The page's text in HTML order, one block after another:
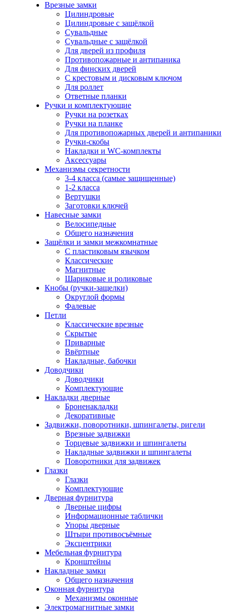
Врезные замки
Цилиндровые
Цилиндровые с защёлкой
Сувальдные
Сувальдные с защёлкой
Для дверей из профиля
Противопожарные и антипаника
Для финских дверей
С крестовым и дисковым ключом
Для роллет
Ответные планки
Ручки и комплектующие
Ручки на розетках
Ручки на планке
Для противопожарных дверей и антипаники
Ручки-скобы
Накладки и WC-комплекты
Аксессуары
Механизмы секретности
3-4 класса (самые защищенные)
1-2 класса
Вертушки
Заготовки ключей
Навесные замки
Велосипедные
Общего назначения
Защёлки и замки межкомнатные
С пластиковым язычком
Классические
Магнитные
Шариковые и роликовые
Кнобы (ручки-защелки)
Округлой формы
Фалевые
Петли
Классические врезные
Скрытые
Приварные
Ввёртные
Накладные, бабочки
Доводчики
Доводчики
Комплектующие
Накладки дверные
Броненакладки
Декоративные
Задвижки, поворотники, шпингалеты, ригели
Врезные задвижки
Торцевые задвижки и шпингалеты
Накладные задвижки и шпингалеты
Поворотники для задвижек
Глазки
Глазки
Комплектующие
Дверная фурнитура
Дверные цифры
Информационные таблички
Упоры дверные
Штыри противосъёмные
Эксцентрики
Мебельная фурнитура
Кронштейны
Накладные замки
Общего назначения
Оконная фурнитура
Механизмы оконные
Электромагнитные замки